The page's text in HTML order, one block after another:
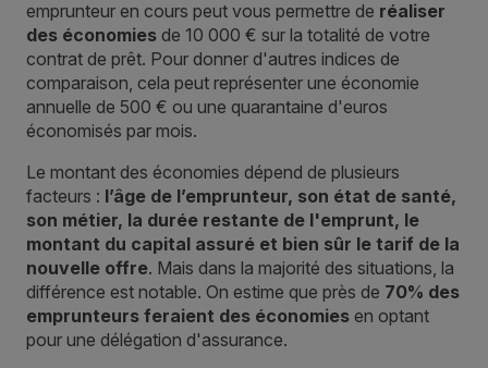
emprunteur en cours peut vous permettre de réaliser
des économies de 10 000 € sur la totalité de votre
contrat de prêt. Pour donner d'autres indices de
comparaison, cela peut représenter une économie
annuelle de 500 € ou une quarantaine d'euros
économisés par mois.
Le montant des économies dépend de plusieurs
facteurs : l’âge de l’emprunteur, son état de santé,
son métier, la durée restante de l'emprunt, le
montant du capital assuré et bien sûr le tarif de la
nouvelle offre. Mais dans la majorité des situations, la
différence est notable. On estime que près de 70% des
emprunteurs feraient des économies en optant
pour une délégation d'assurance.